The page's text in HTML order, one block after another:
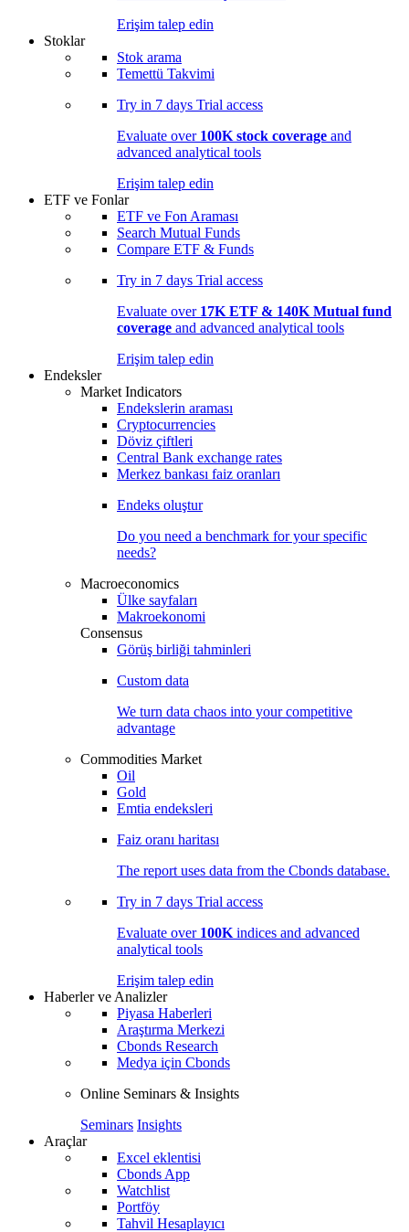
Erişim talep edin
Stoklar
Stok arama
Temettü Takvimi
Try in 7 days Trial access
Evaluate over 100K stock coverage and
advanced analytical tools
Erişim talep edin
ETF ve Fonlar
ETF ve Fon Araması
Search Mutual Funds
Compare ETF & Funds
Try in 7 days Trial access
Evaluate over 17K ETF & 140K Mutual fund
coverage and advanced analytical tools
Erişim talep edin
Endeksler
Market Indicators
Endekslerin araması
Cryptocurrencies
Döviz çiftleri
Central Bank exchange rates
Merkez bankası faiz oranları
Endeks oluştur
Do you need a benchmark for your specific
needs?
Macroeconomics
Ülke sayfaları
Makroekonomi
Consensus
Görüş birliği tahminleri
Custom data
We turn data chaos into your competitive
advantage
Commodities Market
Oil
Gold
Emtia endeksleri
Faiz oranı haritası
The report uses data from the Cbonds database.
Try in 7 days Trial access
Evaluate over 100K indices and advanced
analytical tools
Erişim talep edin
Haberler ve Analizler
Piyasa Haberleri
Araştırma Merkezi
Cbonds Research
Medya için Cbonds
Online Seminars & Insights
Seminars Insights
Araçlar
Excel eklentisi
Cbonds App
Watchlist
Portföy
Tahvil Hesaplayıcı